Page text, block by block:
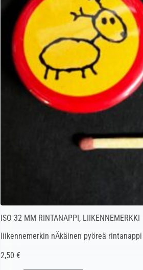
ISO 32 MM RINTANAPPI, LIIKENNEMERKKI
liikennemerkin nÄkäinen pyöreä rintanappi
2,50 €